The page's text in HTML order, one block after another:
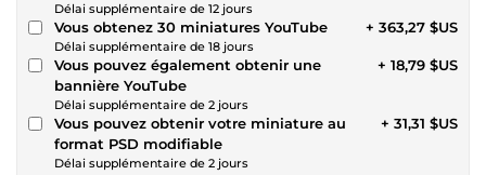
Délai supplémentaire de 12 jours
Vous obtenez 30 miniatures YouTube
Délai supplémentaire de 18 jours
+ 363,27 $US
Vous pouvez également obtenir une
bannière YouTube
Délai supplémentaire de 2 jours
+ 18,79 $US
Vous pouvez obtenir votre miniature au
format PSD modifiable
Délai supplémentaire de 2 jours
+ 31,31 $US